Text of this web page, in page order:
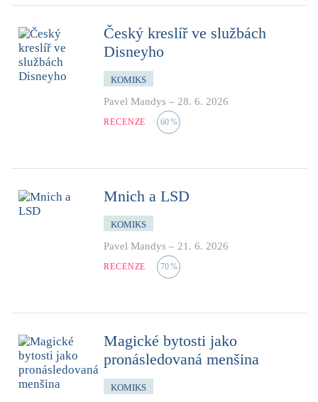
Český kreslíř ve službách
Disneyho
KOMIKS
Pavel Mandys – 28. 6. 2026
RECENZE 60%
Mnich a LSD
KOMIKS
Pavel Mandys – 21. 6. 2026
RECENZE 70%
Magické bytosti jako
pronásledovaná menšina
KOMIKS